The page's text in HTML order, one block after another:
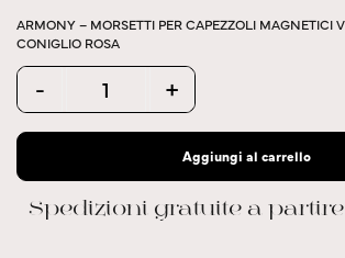
ARMONY – MORSETTI PER CAPEZZOLI MAGNETICI
CONIGLIO ROSA
Quantity
- +
Aggiungi al carrello
Spedizioni gratuite a